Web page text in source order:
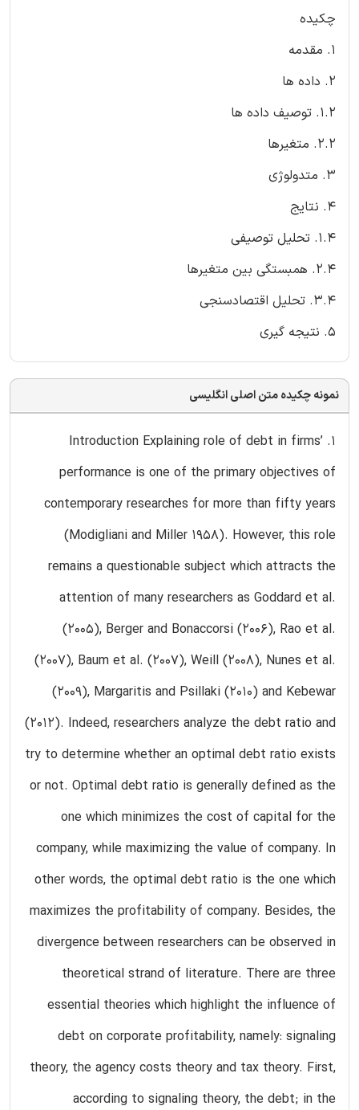
چکیده
1. مقدمه
2. داده ها
1.2. توصیف داده ها
2.2. متغیرها
3. متدولوژی
4. نتایج
1.4. تحلیل توصیفی
2.4. همبستگی بین متغیرها
3.4. تحلیل اقتصادسنجی
5. نتیجه گیری
نمونه چکیده متن اصلی انگلیسی
1. Introduction Explaining role of debt in firms’
performance is one of the primary objectives of
contemporary researches for more than fifty years
(Modigliani and Miller 1958). However, this role
remains a questionable subject which attracts the
attention of many researchers as Goddard et al.
(2005), Berger and Bonaccorsi (2006), Rao et al.
(2007), Baum et al. (2007), Weill (2008), Nunes et al.
(2009), Margaritis and Psillaki (2010) and Kebewar
(2012). Indeed, researchers analyze the debt ratio and
try to determine whether an optimal debt ratio exists
or not. Optimal debt ratio is generally defined as the
one which minimizes the cost of capital for the
company, while maximizing the value of company. In
other words, the optimal debt ratio is the one which
maximizes the profitability of company. Besides, the
divergence between researchers can be observed in
theoretical strand of literature. There are three
essential theories which highlight the influence of
debt on corporate profitability, namely: signaling
theory, the agency costs theory and tax theory. First,
according to signaling theory, the debt; in the